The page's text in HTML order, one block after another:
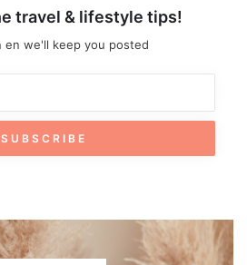
travel & lifestyle tips!
en we'll keep you posted